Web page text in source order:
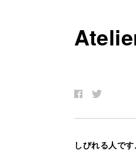
しびれる人です